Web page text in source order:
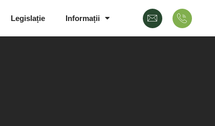
Legislație Informații